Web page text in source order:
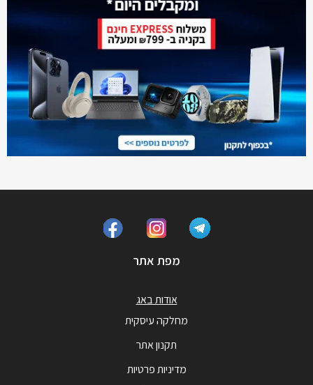
מפת אתר
אודות באג
מחלקה עיסקית
תקנון אתר
מדיניות פרטיות